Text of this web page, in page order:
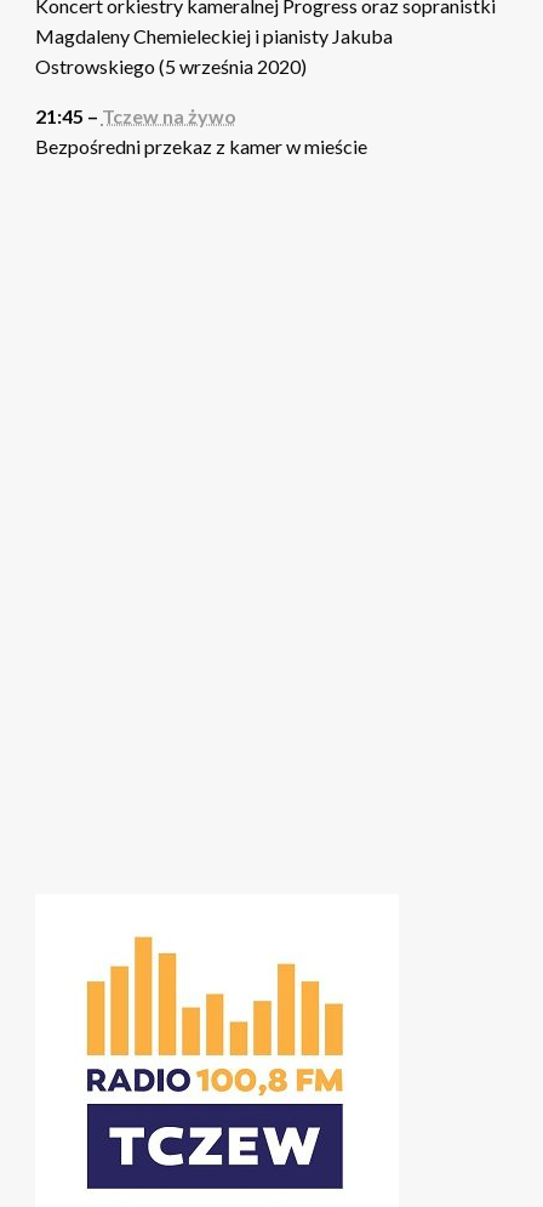
Koncert orkiestry kameralnej Progress oraz sopranistki
Magdaleny Chemieleckiej i pianisty Jakuba
Ostrowskiego (5 września 2020)
21:45 – Tczew na żywo
Bezpośredni przekaz z kamer w mieście